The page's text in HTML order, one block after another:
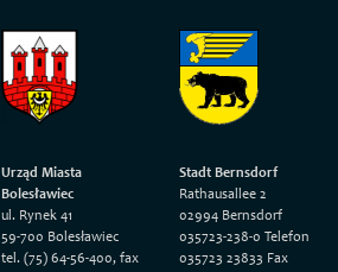
Urząd Miasta
Bolesławiec
ul. Rynek 41
59-700 Bolesławiec
tel. (75) 64-56-400, fax
Stadt Bernsdorf
Rathausallee 2
02994 Bernsdorf
035723-238-0 Telefon
035723 23833 Fax